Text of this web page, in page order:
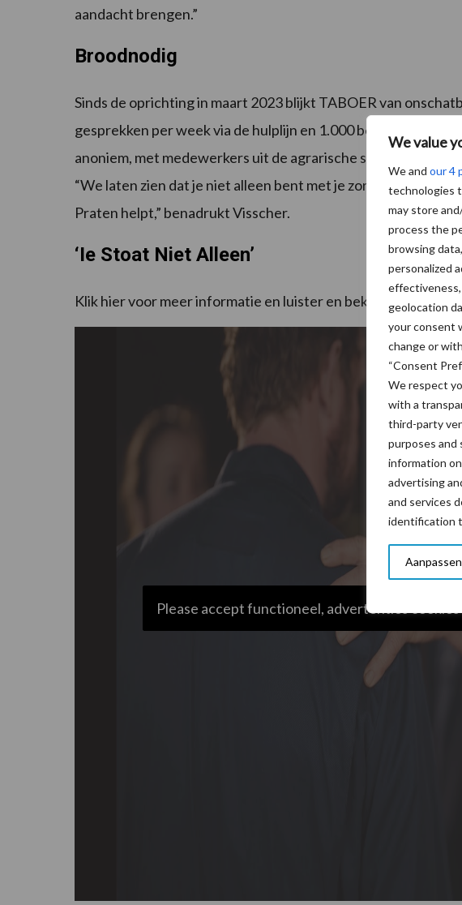
We value
We and our 4
technologies
may store
process the
browsing
personalized
effectiveness,
geolocation
your consent
change or
“Consent
We respect
with a
third-party
purposes and
information
advertising
and services
identification
Aanpassen
aandacht brengen.”
Broodnodig
Sinds de oprichting in maart 2023 blijkt TABOER van
gesprekken per week via de hulplijn en 1.000 bezoekers per
anoniem, met medewerkers uit de agrarische sector die
“We laten zien dat je niet alleen bent met je zorgen. Stap
Praten helpt,” benadrukt Visscher.
‘Ie Stoat Niet Alleen’
Klik hier voor meer informatie en luister en bekijk hier ook de
Please accept functioneel, advertenties cookies